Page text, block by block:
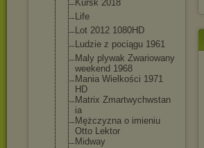
Kursk 2018
Life
Lot 2012 1080HD
Ludzie z pociągu 1961
Maly plywak Zwariowany
weekend 1968
Mania Wielkości 1971
HD
Matrix Zmartwychwstan
ia
Mężczyzna o imieniu
Otto Lektor
Midway